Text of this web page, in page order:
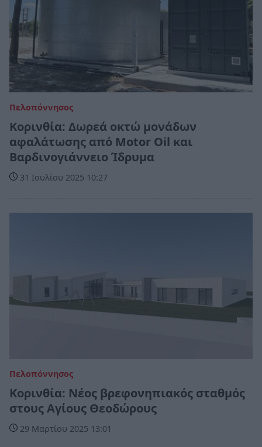
Πελοπόννησος
Κορινθία: Δωρεά οκτώ μονάδων
αφαλάτωσης από Motor Oil και
Βαρδινογιάννειο Ίδρυμα
31 Ιουλίου 2025 10:27
Πελοπόννησος
Κορινθία: Νέος βρεφονηπιακός σταθμός
στους Αγίους Θεοδώρους
29 Μαρτίου 2025 13:01